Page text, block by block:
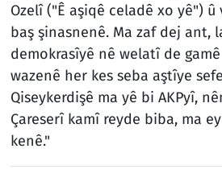
Ozelî ("Ê aşiqê celadê xo yê") û
baş şinasnenê. Ma zaf dej ant,
demokrasîyê nê welatî de
wazenê her kes seba aştîye
Qiseykerdişê ma yê bi AKPyî,
Çareserî kamî reyde biba, ma
kenê."